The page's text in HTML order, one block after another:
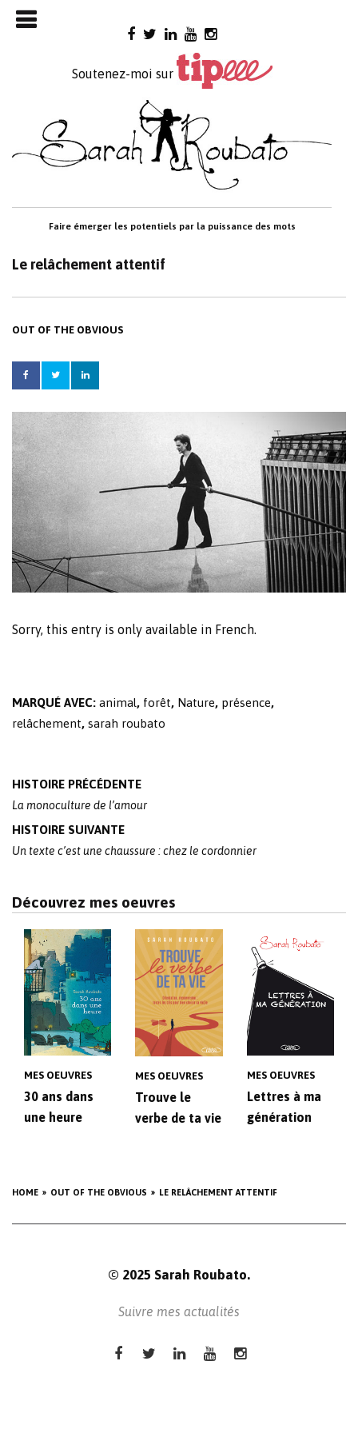
Skip
to
Soutenez-moi sur
Faire émerger les potentiels par la puissance des mots

HOME OUT OF THE OBVIOUS LE RELÂCHEMENT ATTENTIF
Le relâchement attentif
OUT OF THE OBVIOUS
Sorry, this entry is only available in French
MARQUÉ AVEC: animal, forêt, Nature, présence,
relâchement, sarah roubato
Post
navigation
HISTOIRE PRÉCÉDENTE
La monoculture de l’amour
HISTOIRE SUIVANTE
Un texte c’est une chaussure : chez le cordonnier
Découvrez mes oeuvres
MES OEUVRES
30 ans dans
une heure
MES OEUVRES
Trouve le
verbe de ta vie
MES OEUVRES
Lettres à ma
génération
© 2025 Sarah Roubato.
Suivre mes actualités